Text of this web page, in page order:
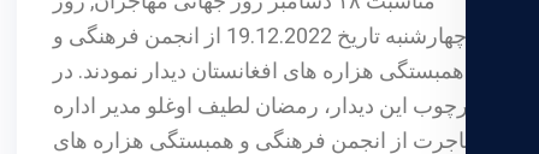
چهارشنبه تاریخ 19.12.2022 از انجمن فرهنگی و
همبستگی هزاره های افغانستان دیدار نمودند. در
چارچوب این دیدار، رمضان لطیف اوغلو مدیر اداره
مهاجرت از انجمن فرهنگی و همبستگی هزاره های